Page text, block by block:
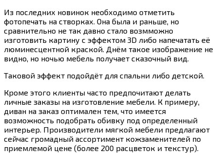
Из последних новинок необходимо отметить
фотопечать на створках. Она была и раньше, но
сравнительно не так давно стало возмможно
изготовить картину с эффектом 3D либо напечатать её
люминесцентной краской. Днём такое изображение не
видно, но ночью мебель получает сказочный вид.
Таковой эффект подойдёт для спальни либо детской.
Кроме этого клиенты часто предпочитают делать
личные заказы на изготовление мебели. К примеру,
диван на заказ оптимален тем, что имеется
возможность подобрать обивку под определенный
интерьер. Производители мягкой мебели предлагают
сейчас громадный ассортимент кожзаменителей по
приемлемой цене (более 200 расцветок и текстур).